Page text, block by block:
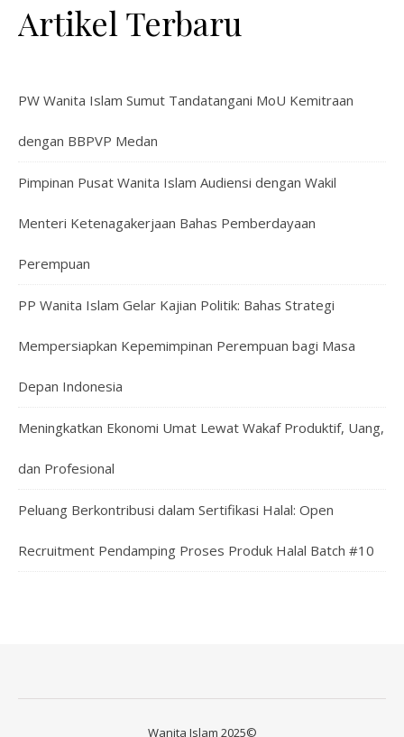
Artikel Terbaru
PW Wanita Islam Sumut Tandatangani MoU Kemitraan
dengan BBPVP Medan
Pimpinan Pusat Wanita Islam Audiensi dengan Wakil
Menteri Ketenagakerjaan Bahas Pemberdayaan
Perempuan
PP Wanita Islam Gelar Kajian Politik: Bahas Strategi
Mempersiapkan Kepemimpinan Perempuan bagi Masa
Depan Indonesia
Meningkatkan Ekonomi Umat Lewat Wakaf Produktif, Uang,
dan Profesional
Peluang Berkontribusi dalam Sertifikasi Halal: Open
Recruitment Pendamping Proses Produk Halal Batch #10
Wanita Islam 2025©